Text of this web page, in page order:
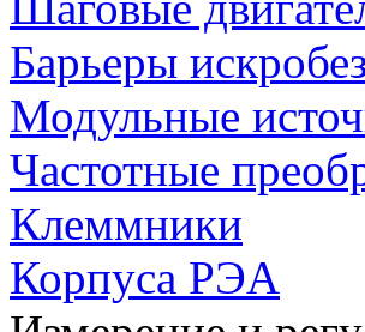
Барьеры
Модульные
Частотные
Клеммники
Корпуса РЭА